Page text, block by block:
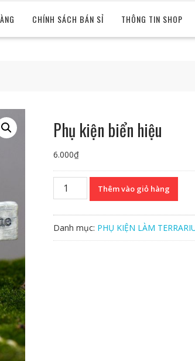
CHÍNH SÁCH BÁN SỈ THÔNG TIN SHOP
Phụ kiện biển hiệu
6.000₫
Phụ
số
Thêm vào giỏ hàng
Danh mục: PHỤ KIỆN LÀM